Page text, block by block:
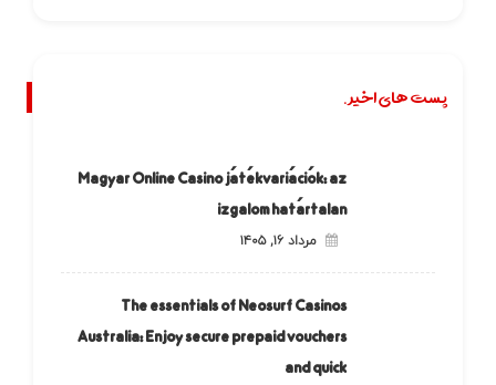
پست های اخیر.
Magyar Online Casino játékvariációk: az
izgalom határtalan
مرداد ۱۶, ۱۴۰۵
The essentials of Neosurf Casinos
Australia: Enjoy secure prepaid vouchers
and quick